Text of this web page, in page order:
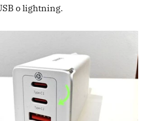
o lightning.